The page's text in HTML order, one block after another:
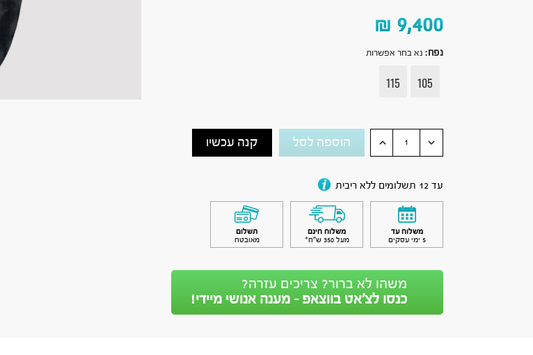
₪ 9,400
נפח: נא בחר אפשרות
105
115
הוספה לסל קנה עכשיו
עד 12 תשלומים ללא ריבית
משלוח עד
5 ימי עסקים
משלוח חינם
מעל 350 ש״ח*
תשלום
מאובטח
משהו לא ברור? צריכים עזרה?
כנסו לצ’אט בווצאפ - מענה אנושי מיידי!